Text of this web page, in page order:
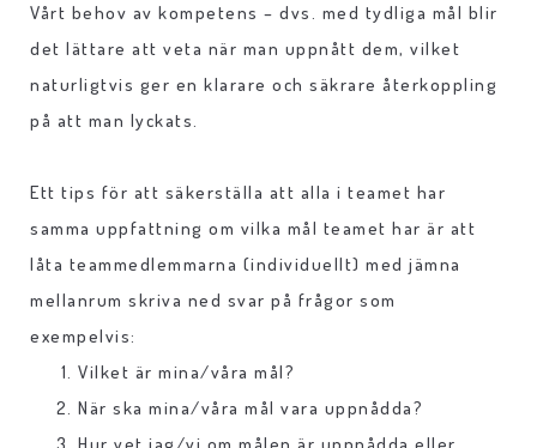
Vårt behov av kompetens – dvs. med tydliga mål blir
det lättare att veta när man uppnått dem, vilket
naturligtvis ger en klarare och säkrare återkoppling
på att man lyckats.
Ett tips för att säkerställa att alla i teamet har
samma uppfattning om vilka mål teamet har är att
låta teammedlemmarna (individuellt) med jämna
mellanrum skriva ned svar på frågor som
exempelvis:
Vilket är mina/våra mål?
När ska mina/våra mål vara uppnådda?